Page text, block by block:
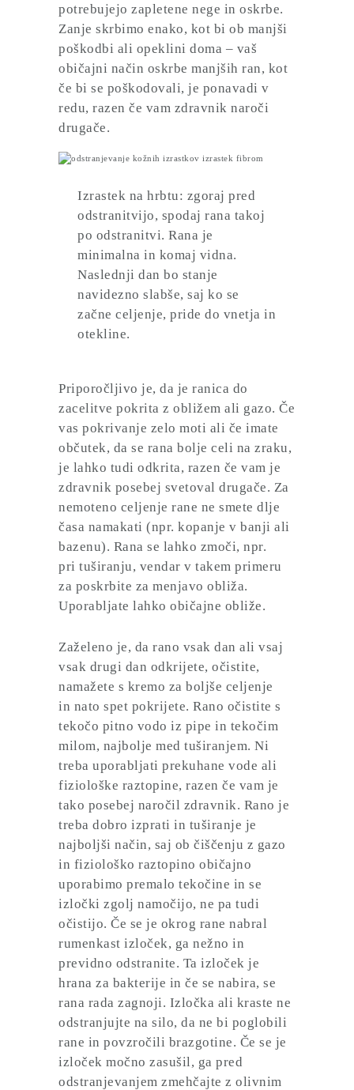
potrebujejo zapletene nege in oskrbe.
Zanje skrbimo enako, kot bi ob manjši
poškodbi ali opeklini doma – vaš
običajni način oskrbe manjših ran, kot
če bi se poškodovali, je ponavadi v
redu, razen če vam zdravnik naroči
drugače.
Izrastek na hrbtu: zgoraj pred
odstranitvijo, spodaj rana takoj
po odstranitvi. Rana je
minimalna in komaj vidna.
Naslednji dan bo stanje
navidezno slabše, saj ko se
začne celjenje, pride do vnetja in
otekline.
Priporočljivo je, da je ranica do
zacelitve pokrita z obližem ali gazo. Če
vas pokrivanje zelo moti ali če imate
občutek, da se rana bolje celi na zraku,
je lahko tudi odkrita, razen če vam je
zdravnik posebej svetoval drugače. Za
nemoteno celjenje rane ne smete dlje
časa namakati (npr. kopanje v banji ali
bazenu). Rana se lahko zmoči, npr.
pri tuširanju, vendar v takem primeru
za poskrbite za menjavo obliža.
Uporabljate lahko običajne obliže.
Zaželeno je, da rano vsak dan ali vsaj
vsak drugi dan odkrijete, očistite,
namažete s kremo za boljše celjenje
in nato spet pokrijete. Rano očistite s
tekočo pitno vodo iz pipe in tekočim
milom, najbolje med tuširanjem. Ni
treba uporabljati prekuhane vode ali
fiziološke raztopine, razen če vam je
tako posebej naročil zdravnik. Rano je
treba dobro izprati in tuširanje je
najboljši način, saj ob čiščenju z gazo
in fiziološko raztopino običajno
uporabimo premalo tekočine in se
izločki zgolj namočijo, ne pa tudi
očistijo. Če se je okrog rane nabral
rumenkast izloček, ga nežno in
previdno odstranite. Ta izloček je
hrana za bakterije in če se nabira, se
rana rada zagnoji. Izločka ali kraste ne
odstranjujte na silo, da ne bi poglobili
rane in povzročili brazgotine. Če se je
izloček močno zasušil, ga pred
odstranjevanjem zmehčajte z olivnim